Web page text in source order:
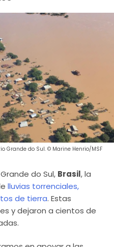
Grande do Sul. © Marine Henrio/MSF
do Sul, Brasil, la
lluvias torrenciales,
de tierra. Estas
y dejaron a cientos de